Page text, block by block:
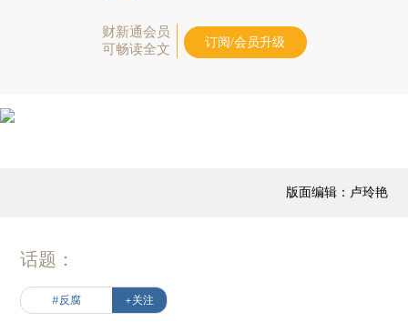
财新通会员
可畅读全文
订阅/会员升级
版面编辑：卢玲艳
话题：
#反腐 +关注